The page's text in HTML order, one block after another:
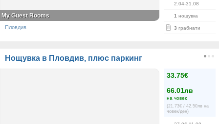
2.04-31.08
1 нощувка
3 грабнати
My Guest Rooms
Пловдив
Нощувка в Пловдив, плюс паркинг
33.75€
66.01лв
на човек
(21.73€ / 42.50лв на
човек/ден)